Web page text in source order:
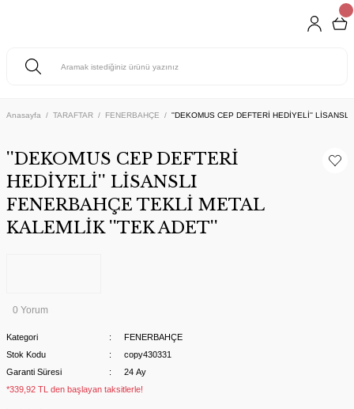
Anasayfa TARAFTAR FENERBAHÇE ''DEKOMUS CEP DEFTERİ HEDİYELİ''
''DEKOMUS CEP DEFTERİ
HEDİYELİ'' LİSANSLI
FENERBAHÇE TEKLİ METAL
KALEMLİK ''TEK ADET''
0 Yorum
Kategori
FENERBAHÇE
Stok Kodu
copy430331
Garanti Süresi
24 Ay
*339,92 TL den başlayan taksitlerle!